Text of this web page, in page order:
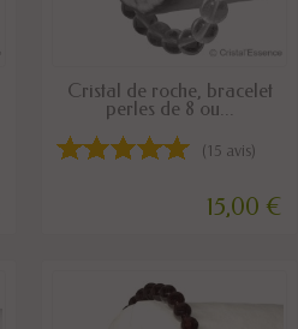
DISPONIBLE
Cristal de roche, bracelet
perles de 8 ou...
(15 avis)
15,00 €